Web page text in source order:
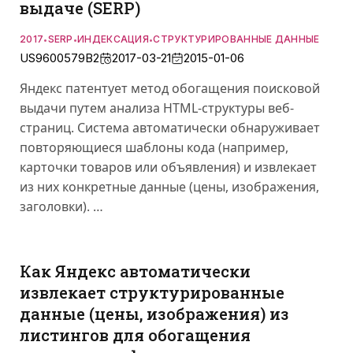
выдаче (SERP)
2017•SERP •ИНДЕКСАЦИЯ•СТРУКТУРИРОВАННЫЕ ДАННЫЕ
US9600579B2 2017-03-21 2015-01-06
Яндекс патентует метод обогащения поисковой
выдачи путем анализа HTML-структуры веб-
страниц. Система автоматически обнаруживает
повторяющиеся шаблоны кода (например,
карточки товаров или объявления) и извлекает
из них конкретные данные (цены, изображения,
заголовки). …
Как Яндекс автоматически
извлекает структурированные
данные (цены, изображения) из
листингов для обогащения